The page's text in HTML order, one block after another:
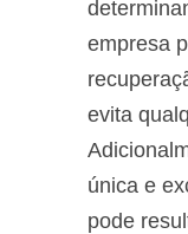
empresa
evita
única e
pode